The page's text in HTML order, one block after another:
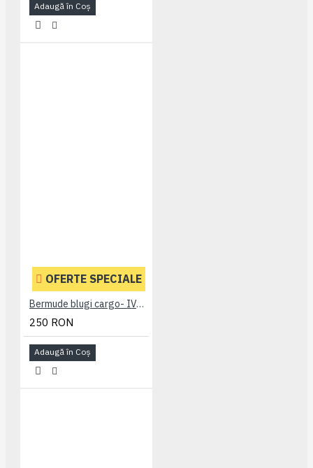
Adaugă în Coş
OFERTE SPECIALE
Bermude blugi cargo- IVAN DARK USED - 2XL 3XL 4XL 5XL 6XL 7XL
250 RON
Adaugă în Coş